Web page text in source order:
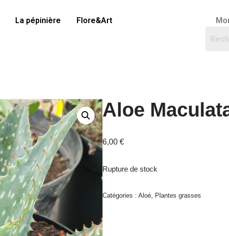
La pépinière Flore&Art
Aloe
6,00€
Rupture de stock
Catégories :Aloé Plantes grasses